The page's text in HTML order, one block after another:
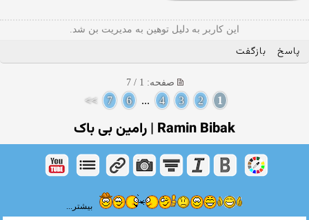
این کاربر به دلیل توهین به مدیریت بن شد.
پاسخ بازگفت
صفحه: 1 / 7
1
2
3
4
...
6
7
>>
Ramin Bibak | رامین بی باک
بیشتر...